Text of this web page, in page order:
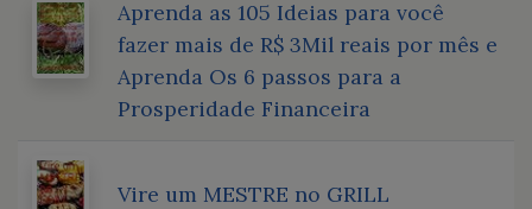
Aprenda as 105 Ideias para você
fazer mais de R$ 3Mil reais por mês e
Aprenda Os 6 passos para a
Prosperidade Financeira
Vire um MESTRE no GRILL